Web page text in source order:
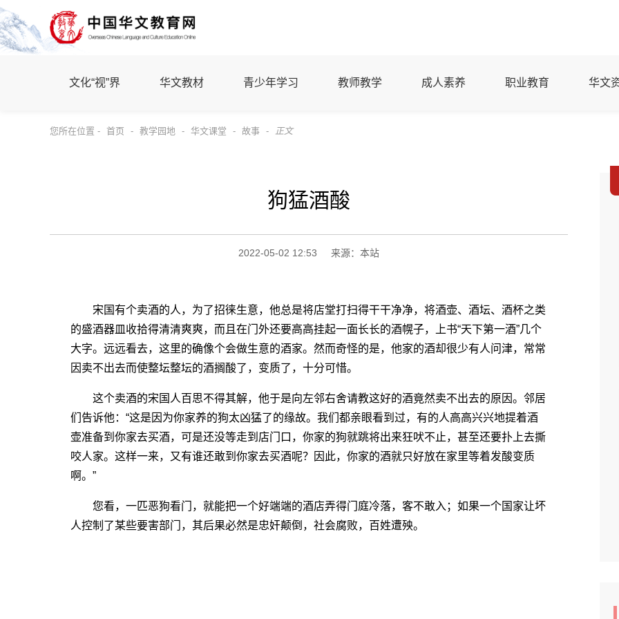
文化“视”界 华文教材 青少年学习 教师教学 成人素养 职业教育 华文
您所在位置 - 首页 - 教学园地 - 华文课堂 - 故事 - 正文
狗猛酒酸
2022-05-02 12:53 来源：本站
宋国有个卖酒的人，为了招徕生意，他总是将店堂打扫得干干净净，将酒壶、酒坛、酒杯之类
的盛酒器皿收拾得清清爽爽，而且在门外还要高高挂起一面长长的酒幌子，上书“天下第一酒”几个
大字。远远看去，这里的确像个会做生意的酒家。然而奇怪的是，他家的酒却很少有人问津，常常
因卖不出去而使整坛整坛的酒搁酸了，变质了，十分可惜。
这个卖酒的宋国人百思不得其解，他于是向左邻右舍请教这好的酒竟然卖不出去的原因。邻居
们告诉他：“这是因为你家养的狗太凶猛了的缘故。我们都亲眼看到过，有的人高高兴兴地提着酒
壶准备到你家去买酒，可是还没等走到店门口，你家的狗就跳将出来狂吠不止，甚至还要扑上去撕
咬人家。这样一来，又有谁还敢到你家去买酒呢？因此，你家的酒就只好放在家里等着发酸变质
啊。”
您看，一匹恶狗看门，就能把一个好端端的酒店弄得门庭冷落，客不敢入；如果一个国家让坏
人控制了某些要害部门，其后果必然是忠奸颠倒，社会腐败，百姓遭殃。